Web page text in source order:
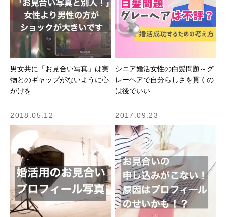
男女共に「お見合い写真」は実
物とのギャップがないように心
がけを
シニア婚活女性の白髪問題～グ
レーヘアで自分らしさを貫くの
は後でいい
2018.05.12 2017.09.23